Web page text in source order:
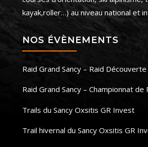
kayak,roller…) au niveau national et
NOS ÉVÈNEMENTS
Raid Grand Sancy – Raid Découverte
Raid Grand Sancy – Championnat de
Trails du Sancy Oxsitis GR Invest
Trail hivernal du Sancy Oxsitis GR